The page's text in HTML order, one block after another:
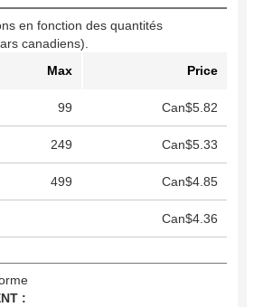
en fonction des quantités
canadiens).
Max Price
99 Can$5.82
249 Can$5.33
499 Can$4.85
Can$4.36
: